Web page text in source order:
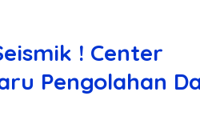
! Center
Pengolahan